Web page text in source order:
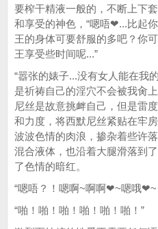
要榨干精液一般的，不断上下
和享受的神色，“嗯唔❤...比起
王的身体可要舒服的多吧？你
王享受些时间呢...”
“嚣张的婊子...没有女人能在我
是祈祷自己的淫穴不会被我肏
尼丝是故意挑衅自己，但是雷
和力度，将西默尼丝紧贴在牢
波波色情的肉浪，掺杂着些许
混合液体，也沿着大腿滑落到
了色情的暗红。
“嗯唔？！嗯啊~啊啊❤~嗯哦
“啪！啪！啪！啪！啪！啪！”